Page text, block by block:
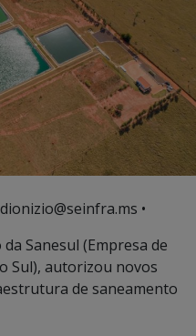
•
Sanesul (Empresa de
Sul), autorizou novos
de saneamento